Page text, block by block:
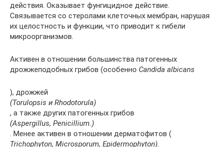
действия. Оказывает фунгицидное действие.
Связывается со стеролами клеточных мембран, нарушая
их целостность и функции, что приводит к гибели
микроорганизмов.
Активен в отношении большинства патогенных
дрожжеподобных грибов (особенно Candida albicans
), дрожжей
(Torulopsis и Rhodotorula)
, а также других патогенных грибов
(Aspergillus, Penicillium.)
. Менее активен в отношении дерматофитов (
Trichophyton, Microsporum, Epidermophyton).